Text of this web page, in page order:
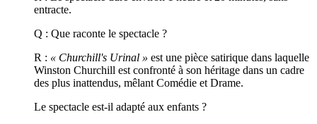
entracte.
Q : Que raconte le spectacle ?
R : « Churchill's Urinal » est une pièce satirique dans laquelle
Winston Churchill est confronté à son héritage dans un cadre
des plus inattendus, mêlant Comédie et Drame.
Le spectacle est-il adapté aux enfants ?